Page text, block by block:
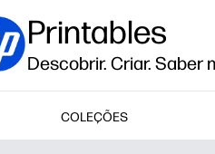
Printables
Descobrir. Criar. Saber
COLEÇÕES